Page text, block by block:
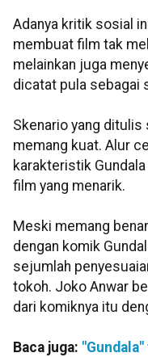
Adanya kritik sosial
membuat film tak
melainkan juga
dicatat pula sebagai
Skenario yang
memang kuat. Alur
karakteristik
film yang menarik.
Meski memang
dengan komik
sejumlah
tokoh. Joko Anwar
dari komiknya itu
Baca juga: